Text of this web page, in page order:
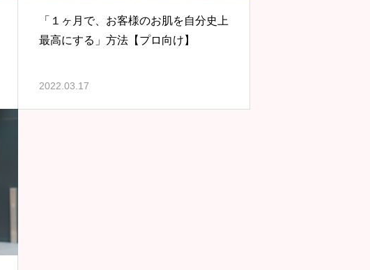
「１ヶ月で、お客様のお肌を自分史上
最高にする」方法【プロ向け】
2022.03.17